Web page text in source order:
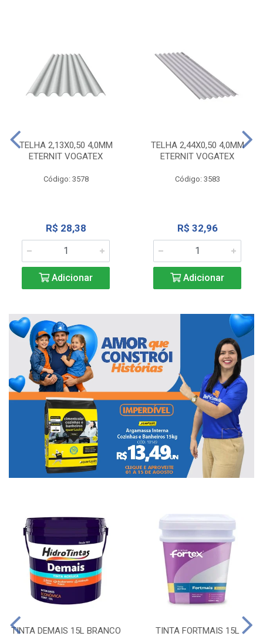
TELHA 2,13X0,50 4,0MM
ETERNIT VOGATEX
Código: 3578
R$ 28,38
Adicionar
TELHA 2,44X0,50 4,0MM
ETERNIT VOGATEX
Código: 3583
R$ 32,96
Adicionar
TINTA DEMAIS 15L BRANCO TINTA FORTMAIS 15L